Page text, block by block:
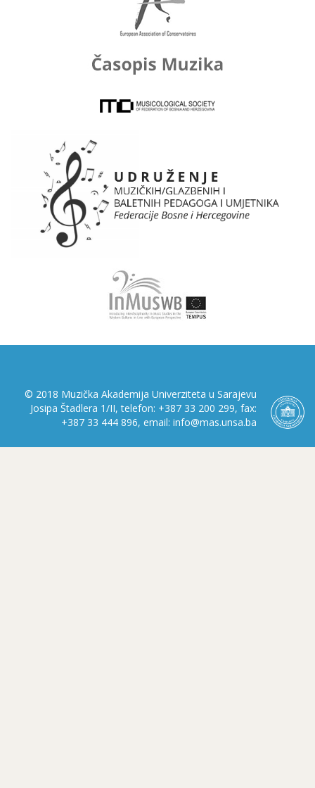
© 2018 Muzička Akademija Univerziteta u Sarajevu
Josipa Štadlera 1/II, telefon: +387 33 200 299, fax:
+387 33 444 896, email: info@mas.unsa.ba